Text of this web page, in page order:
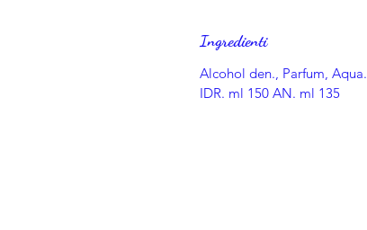
Ingredienti
Alcohol den., Parfum, Aqua.
IDR. ml 150 AN. ml 135